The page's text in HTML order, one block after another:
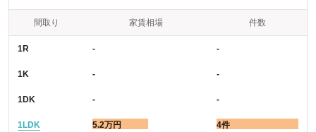
間取り 家賃相場 件数
1R - -
1K - -
1DK - -
1LDK 5.2万円 4件